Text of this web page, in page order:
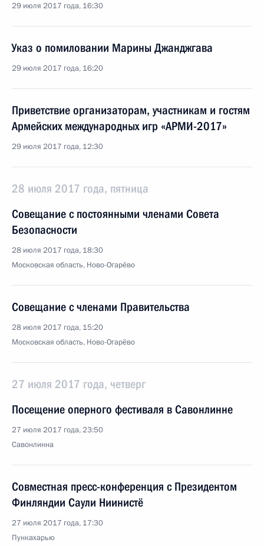
29 июля 2017 года, 16:30
Указ о помиловании Марины Джанджгава
29 июля 2017 года, 16:20
Приветствие организаторам, участникам и гостям
Армейских международных игр «АРМИ-2017»
29 июля 2017 года, 12:30
28 июля 2017 года, пятница
Совещание с постоянными членами Совета
Безопасности
28 июля 2017 года, 18:30
Московская область, Ново-Огарёво
Совещание с членами Правительства
28 июля 2017 года, 15:20
Московская область, Ново-Огарёво
27 июля 2017 года, четверг
Посещение оперного фестиваля в Савонлинне
27 июля 2017 года, 23:50
Савонлинна
Совместная пресс-конференция с Президентом
Финляндии Саули Ниинистё
27 июля 2017 года, 17:30
Пункахарью